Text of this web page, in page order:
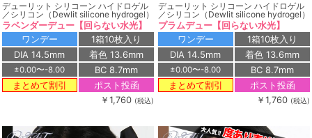
デューリット シリコーン ハイドロゲル
／シリコン（Dewlit silicone hydrogel）
ラベンダーデュー【回らない水光】
ワンデー
1箱10枚入り
DIA 14.5mm
着色 13.6mm
±0.00〜-8.00
BC 8.7mm
まとめて割引
ポスト投函
￥1,760 (税込)
デューリット シリコーン ハイドロゲル
／シリコン（Dewlit silicone hydrogel）
プラムデュー【回らない水光】
ワンデー
1箱10枚入り
DIA 14.5mm
着色 13.6mm
±0.00〜-8.00
BC 8.7mm
まとめて割引
ポスト投函
￥1,760 (税込)